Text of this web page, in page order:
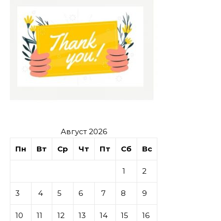
Август 2026
Пн
Вт Ср Чт Пт Сб Вс
1 2
3 4 5 6 7 8 9
10 11 12 13 14 15 16